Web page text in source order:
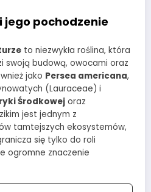
jego pochodzenie
to niezwykła roślina, która
swoją budową, owocami oraz
jako Persea americana,
(Lauraceae) i
Środkowej oraz
jest jednym z
tamtejszych ekosystemów,
się tylko do roli
ogromne znaczenie